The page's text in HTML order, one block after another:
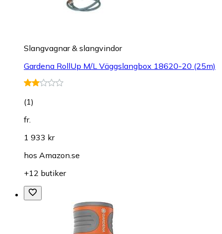
Slangvagnar & slangvindor
Gardena RollUp M/L Väggslangbox 18620-20 (25m)
(1)
fr.
1 933 kr
hos Amazon.se
+12 butiker